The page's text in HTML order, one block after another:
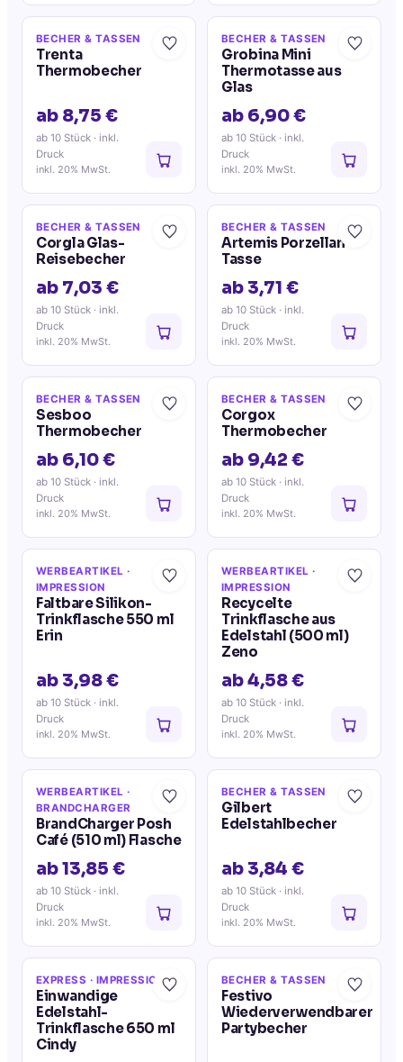
BECHER & TASSEN
Trenta
Thermobecher
ab 8,75 €
ab 10 Stück · inkl.
Druck
inkl. 20% MwSt.
BECHER & TASSEN
Grobina Mini
Thermotasse aus
Glas
ab 6,90 €
ab 10 Stück · inkl.
Druck
inkl. 20% MwSt.
BECHER & TASSEN
Corgla Glas-
Reisebecher
ab 7,03 €
ab 10 Stück · inkl.
Druck
inkl. 20% MwSt.
BECHER & TASSEN
Artemis Porzellan-
Tasse
ab 3,71 €
ab 10 Stück · inkl.
Druck
inkl. 20% MwSt.
BECHER & TASSEN
Sesboo
Thermobecher
ab 6,10 €
ab 10 Stück · inkl.
Druck
inkl. 20% MwSt.
BECHER & TASSEN
Corgox
Thermobecher
ab 9,42 €
ab 10 Stück · inkl.
Druck
inkl. 20% MwSt.
WERBEARTIKEL ·
IMPRESSION
Faltbare Silikon-
Trinkflasche 550 ml
Erin
ab 3,98 €
ab 10 Stück · inkl.
Druck
inkl. 20% MwSt.
WERBEARTIKEL ·
IMPRESSION
Recycelte
Trinkflasche aus
Edelstahl (500 ml)
Zeno
ab 4,58 €
ab 10 Stück · inkl.
Druck
inkl. 20% MwSt.
WERBEARTIKEL ·
BRANDCHARGER
BrandCharger Posh
Café (510 ml) Flasche
ab 13,85 €
ab 10 Stück · inkl.
Druck
inkl. 20% MwSt.
BECHER & TASSEN
Gilbert
Edelstahlbecher
ab 3,84 €
ab 10 Stück · inkl.
Druck
inkl. 20% MwSt.
EXPRESS · IMPRESSION
Einwandige
Edelstahl-
Trinkflasche 650 ml
Cindy
BECHER & TASSEN
Festivo
Wiederverwendbarer
Partybecher